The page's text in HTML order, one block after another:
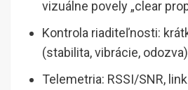
vizuálne povely „clear
Kontrola riaditeľnosti:
(stabilita, vibrácie,
Telemetria: RSSI/SNR,